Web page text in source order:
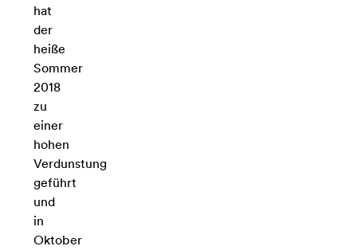
hat
der
heiße
Sommer
2018
zu
einer
hohen
Verdunstung
geführt
und
in
Oktober